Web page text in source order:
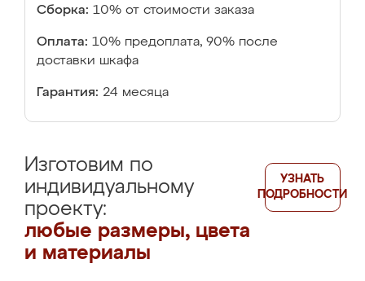
Сборка: 10% от стоимости заказа
Оплата: 10% предоплата, 90% после
доставки шкафа
Гарантия: 24 месяца
Изготовим по
индивидуальному
проекту:
любые размеры, цвета
и материалы
УЗНАТЬ
ПОДРОБНОСТИ